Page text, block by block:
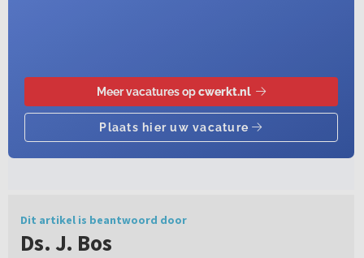
Dit artikel is beantwoord door
Ds. J. Bos